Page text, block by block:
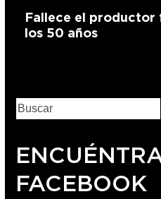
Fallece el productor
los 50 años
FACEBOOK